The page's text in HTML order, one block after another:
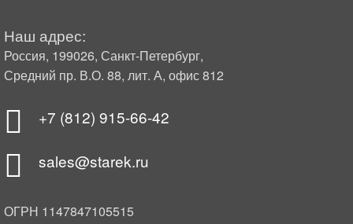
Наш адрес:
Россия, 199026, Санкт-Петербург,
Средний пр. В.О. 88, лит. А, офис 812
+7 (812) 915-66-42
sales@starek.ru
ОГРН 1147847105515